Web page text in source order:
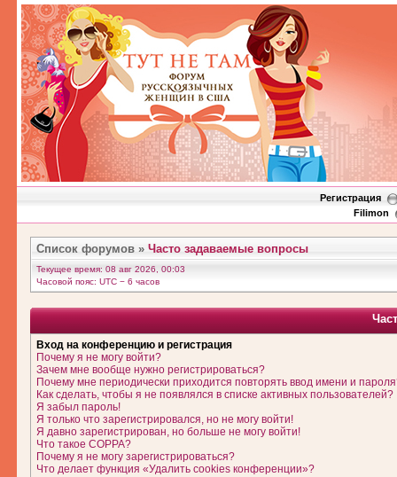
Регистрация
Filimon
Список форумов » Часто задаваемые вопросы
Текущее время: 08 авг 2026, 00:03
Часовой пояс: UTC − 6 часов
Вход на конференцию и регистрация
Почему я не могу войти?
Зачем мне вообще нужно регистрироваться?
Почему мне периодически приходится повторять ввод имени и
Как сделать, чтобы я не появлялся в списке активных пользователей?
Я забыл пароль!
Я только что зарегистрировался, но не могу войти!
Я давно зарегистрирован, но больше не могу войти!
Что такое COPPA?
Почему я не могу зарегистрироваться?
Что делает функция «Удалить cookies конференции»?